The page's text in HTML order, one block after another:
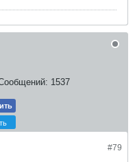
1537
#79